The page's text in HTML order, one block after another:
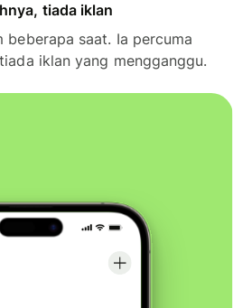
tiada iklan
beberapa saat. Ia percuma
iklan yang mengganggu.